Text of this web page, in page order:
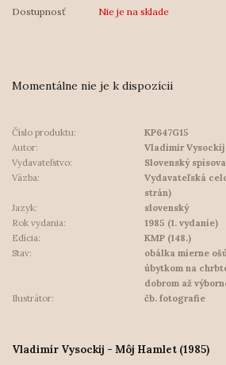
Dostupnosť Nie je na sklade
Momentálne nie je k dispozícii
Číslo produktu:
KP647G15
Autor:
Vladimír Vysockij
Vydavateľstvo:
Slovenský
Väzba:
Vydavateľská
strán)
Jazyk:
slovenský
Rok vydania:
1985 (1. vydanie)
Edícia:
KMP (148.)
Stav:
obálka mierne
úbytkom na
dobrom až
Ilustrátor:
čb. fotografie
Vladimír Vysockij - Môj Hamlet (1985)